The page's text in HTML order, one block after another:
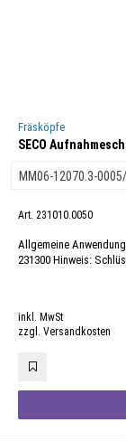
Fräsköpfe
SECO
Art. 231010.0050
Allgemeine
231300 Hinweis:
inkl. MwSt
zzgl. Versandkosten